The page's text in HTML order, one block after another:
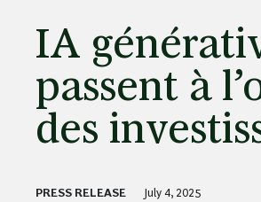
IA
passent à
des
PRESS RELEASE July 4, 2025